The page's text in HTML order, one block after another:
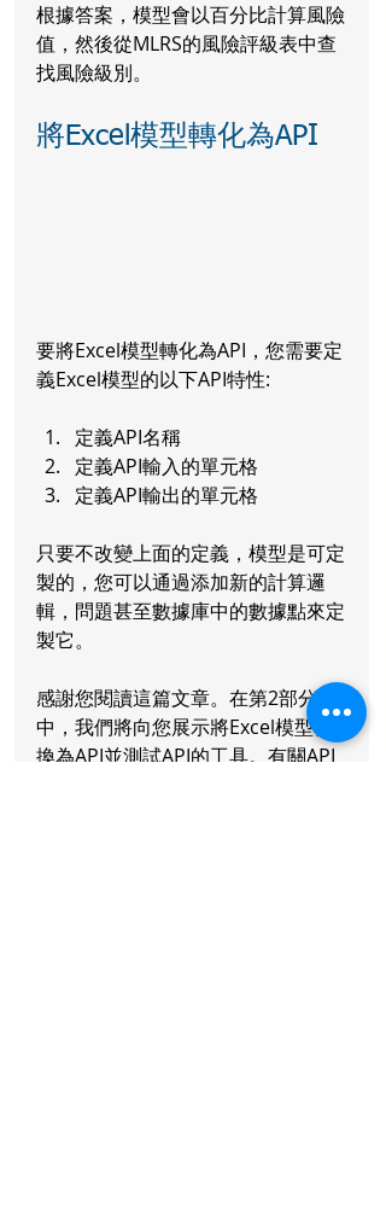
根據答案，模型會以百分比計算風險
值，然後從MLRS的風險評級表中查
找風險級別。
將Excel模型轉化為API
要將Excel模型轉化為API，您需要定
義Excel模型的以下API特性:
定義API名稱
定義API輸入的單元格
定義API輸出的單元格
只要不改變上面的定義，模型是可定
製的，您可以通過添加新的計算邏
輯，問題甚至數據庫中的數據點來定
製它。
感謝您閱讀這篇文章。在第2部分
中，我們將向您展示將Excel模型轉
換為API並測試API的工具。有關API